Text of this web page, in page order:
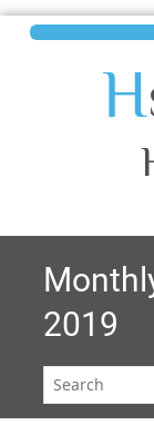
H
2019